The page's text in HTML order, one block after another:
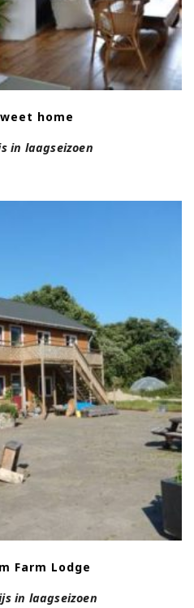
home
in laagseizoen
Farm Lodge
in laagseizoen